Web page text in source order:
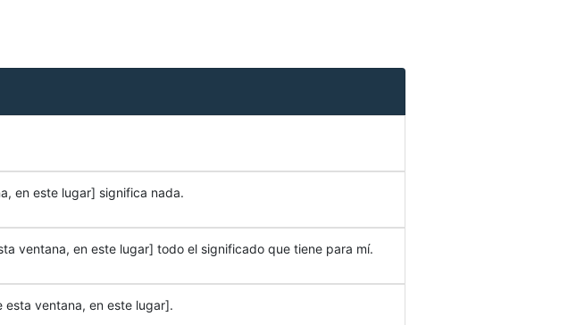
en este lugar] significa nada.
ventana, en este lugar] todo el significado que tiene para mí.
ventana, en este lugar].